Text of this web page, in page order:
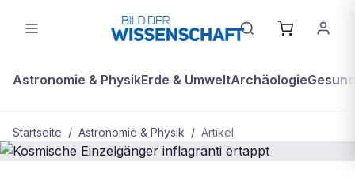
Astronomie & PhysikErde & UmweltArchäologie
Startseite / Astronomie & Physik / Artikel